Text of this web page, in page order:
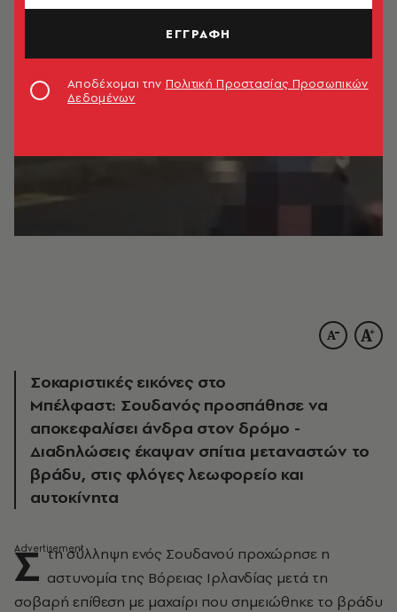
Σοκαριστικές εικόνες στο
Μπέλφαστ: Σουδανός προσπάθησε να
αποκεφαλίσει άνδρα στον δρόμο -
Διαδηλώσεις έκαψαν σπίτια μεταναστών το
βράδυ, στις φλόγες λεωφορείο και
αυτοκίνητα
Σ τη σύλληψη ενός Σουδανού προχώρησε η
αστυνομία της Βόρειας Ιρλανδίας μετά τη
σοβαρή επίθεση με μαχαίρι που σημειώθηκε το βράδυ
ΕΓΓΡΑΦΗ
Αποδέχομαι την Πολιτική Προστασίας Προσωπικών
Δεδομένων